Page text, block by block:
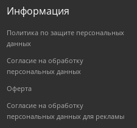
Информация
Политика по защите персональных
данных
Согласие на обработку
персональных данных
Оферта
Согласие на обработку
персональных данных для рекламы